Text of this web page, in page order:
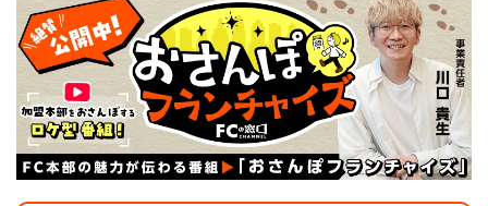
無店舗系
小売業
介護・福祉業
美容・健康業
501万円～1000万円
1001万円以上
甲信越・北陸
関東
東海
近畿
介護
塾
飲食
リペアクリーニング
イベント
お役立ち情報コラム
会員登録 ログイン